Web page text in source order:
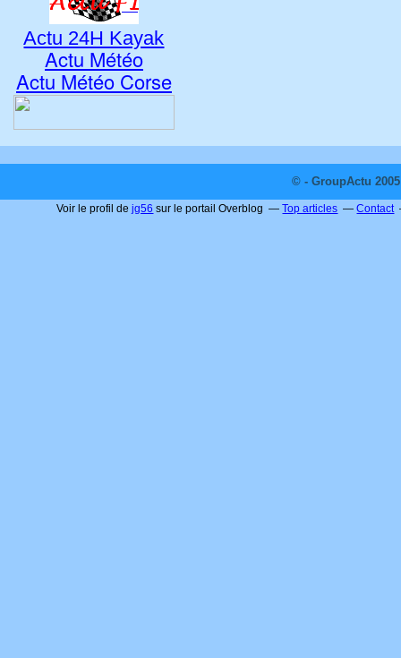
Actu 24H Kayak
Actu Météo
Actu Météo Corse
© - GroupActu
Voir le profil dejg56 sur le portail Overblog Top articles Contact